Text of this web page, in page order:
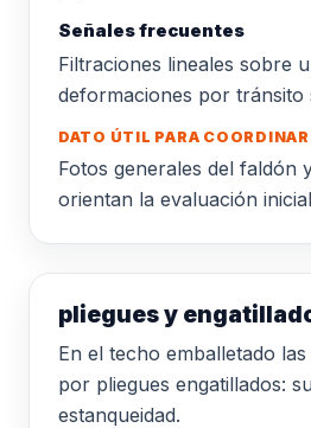
Señales frecuentes
Filtraciones lineales sobre
deformaciones por tránsito
DATO ÚTIL PARA COORDINAR
Fotos generales del faldón
orientan la evaluación
pliegues y
En el techo emballetado
por pliegues engatillados:
estanqueidad.